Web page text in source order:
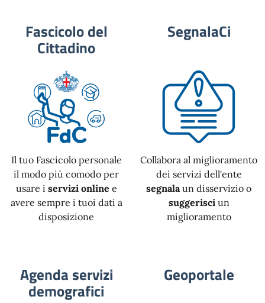
Fascicolo del
Cittadino
Il tuo Fascicolo personale
il modo più comodo per
usare i servizi online e
avere sempre i tuoi dati a
disposizione
SegnalaCi
Collabora al miglioramento
dei servizi dell'ente
segnala un disservizio o
suggerisciun
miglioramento
Agenda servizi
demografici
Geoportale